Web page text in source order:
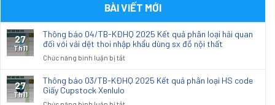
BÀI VIẾT MỚI
27
Th11
Thông báo 04/TB-KĐHQ 2025 Kết quả phân loại hải quan
đối với vải dệt thoi nhập khẩu dùng sx đồ nội thất
Chức năng bình luận bị tắtở
báo
27
Th11
Thông báo 03/TB-KĐHQ 2025 Kết quả phân loại HS code
Giấy Cupstock Xenlulo